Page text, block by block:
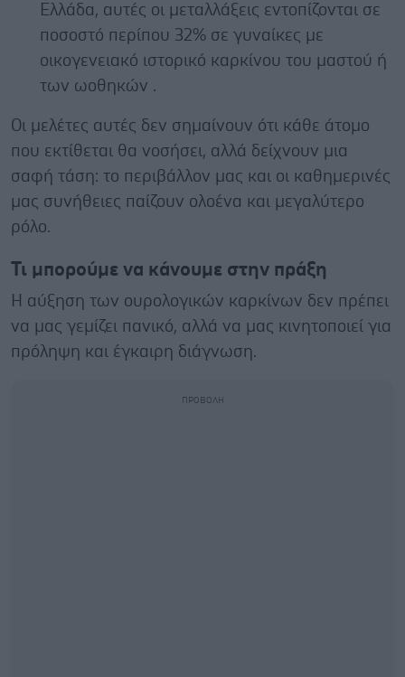
Ελλάδα, αυτές οι μεταλλάξεις εντοπίζονται σε
ποσοστό περίπου 32% σε γυναίκες με
οικογενειακό ιστορικό καρκίνου του μαστού ή
των ωοθηκών .
Οι μελέτες αυτές δεν σημαίνουν ότι κάθε άτομο
που εκτίθεται θα νοσήσει, αλλά δείχνουν μια
σαφή τάση: το περιβάλλον μας και οι καθημερινές
μας συνήθειες παίζουν ολοένα και μεγαλύτερο
ρόλο.
Τι μπορούμε να κάνουμε στην πράξη
Η αύξηση των ουρολογικών καρκίνων δεν πρέπει
να μας γεμίζει πανικό, αλλά να μας κινητοποιεί για
πρόληψη και έγκαιρη διάγνωση.